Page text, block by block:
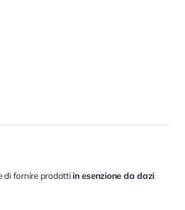
di fornire prodotti in esenzione da dazi